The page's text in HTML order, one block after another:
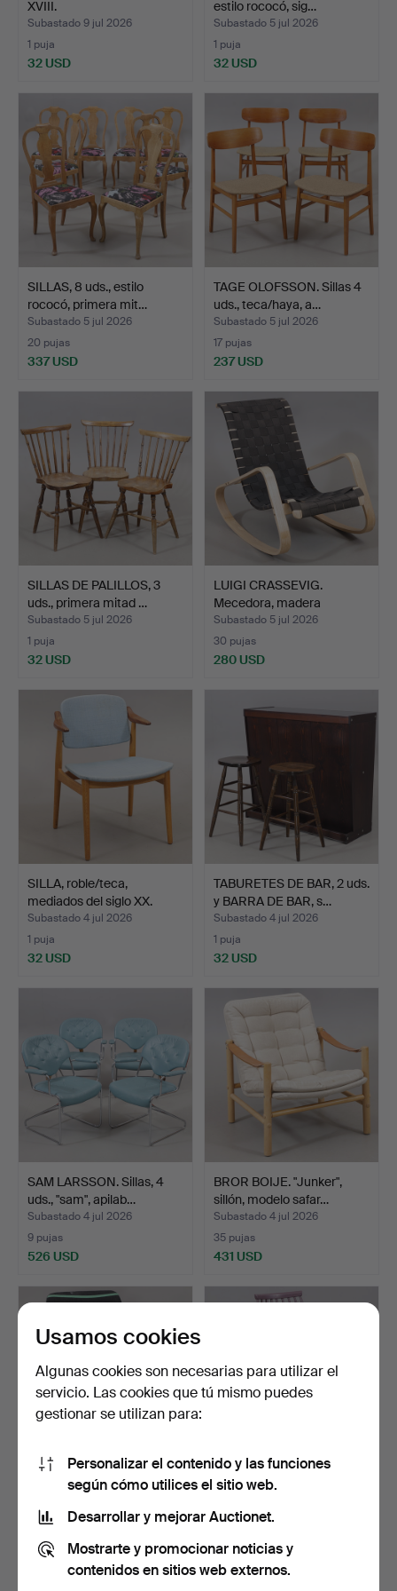
XVIII.
Subastado 9 jul 2026
1 puja
32 USD
estilo rococó, sig…
Subastado 5 jul 2026
1 puja
32 USD
SILLAS, 8 uds., estilo
rococó, primera mit…
Subastado 5 jul 2026
20 pujas
337 USD
TAGE OLOFSSON. Sillas 4
uds., teca/haya, a…
Subastado 5 jul 2026
17 pujas
237 USD
SILLAS DE PALILLOS, 3
uds., primera mitad …
Subastado 5 jul 2026
1 puja
32 USD
LUIGI CRASSEVIG.
Mecedora, madera
curvada/…
Subastado 5 jul 2026
30 pujas
280 USD
SILLA, roble/teca,
mediados del siglo XX.
Subastado 4 jul 2026
1 puja
32 USD
TABURETES DE BAR, 2 uds.
y BARRA DE BAR, s…
Subastado 4 jul 2026
1 puja
32 USD
SAM LARSSON. Sillas, 4
uds., "sam", apilab…
Subastado 4 jul 2026
9 pujas
526 USD
BROR BOIJE. "Junker",
sillón, modelo safar…
Subastado 4 jul 2026
35 pujas
431 USD
BUTACA, roble, mediados
del siglo XX.
Subastado 4 jul 2026
137 USD
ILMARI TAPIOVAARA. Silla,
Subastado 4 jul 2026
90 USD
Usamos cookies
Algunas cookies son necesarias para utilizar el
servicio. Las cookies que tú mismo puedes
gestionar se utilizan para:
Personalizar el contenido y las funciones
según cómo utilices el sitio web.
Desarrollar y mejorar Auctionet.
Mostrarte y promocionar noticias y
contenidos en sitios web externos.